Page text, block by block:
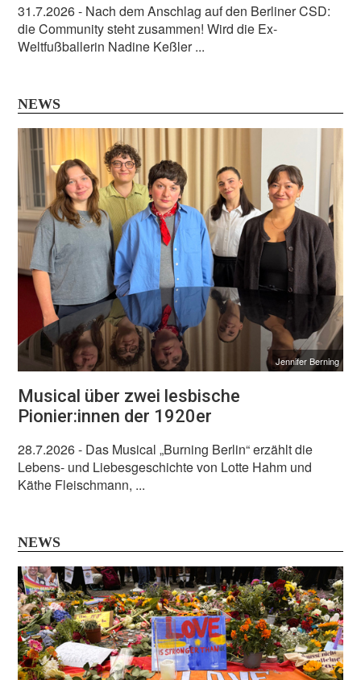
31.7.2026- Nach dem Anschlag auf den Berliner CSD:
die Community steht zusammen! Wird die Ex-
Weltfußballerin Nadine Keßler ...
NEWS
Jennifer Berning
Musical über zwei lesbische
Pionier:innen der 1920er
28.7.2026- Das Musical „Burning Berlin“ erzählt die
Lebens- und Liebesgeschichte von Lotte Hahm und
Käthe Fleischmann, ...
NEWS